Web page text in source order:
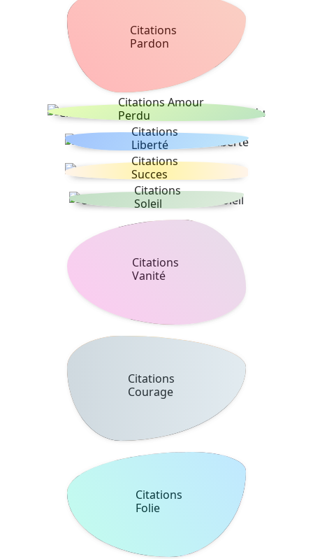
Citations
Pardon
Citations Amour
Perdu
Citations
Liberté
Citations
Succes
Citations
Soleil
Citations
Vanité
Citations
Courage
Citations
Folie